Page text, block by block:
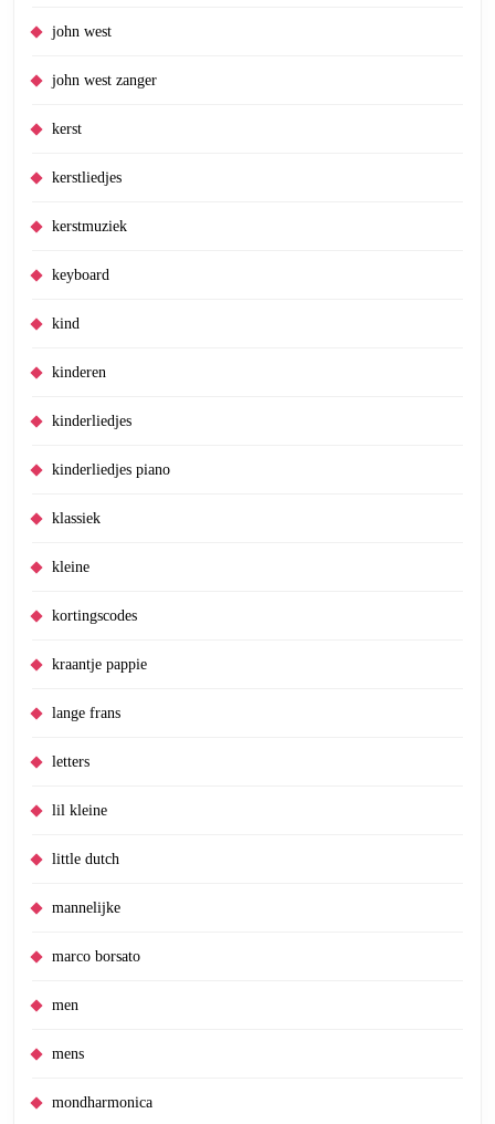
john west
john west zanger
kerst
kerstliedjes
kerstmuziek
keyboard
kind
kinderen
kinderliedjes
kinderliedjes piano
klassiek
kleine
kortingscodes
kraantje pappie
lange frans
letters
lil kleine
little dutch
mannelijke
marco borsato
men
mens
mondharmonica